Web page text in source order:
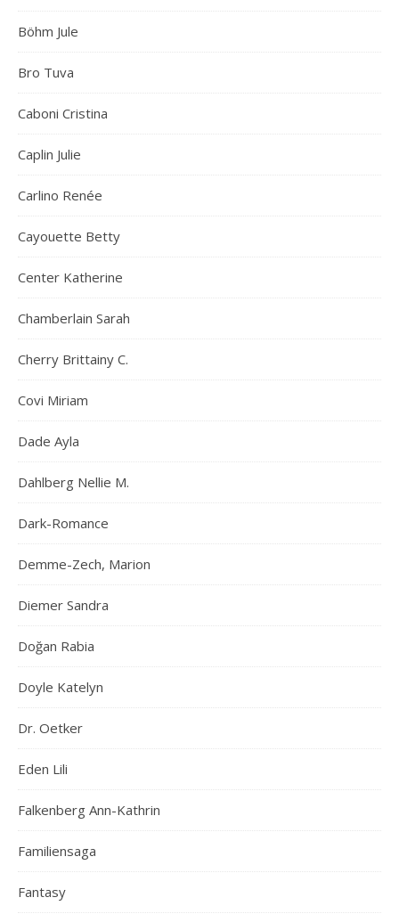
Böhm Jule
Bro Tuva
Caboni Cristina
Caplin Julie
Carlino Renée
Cayouette Betty
Center Katherine
Chamberlain Sarah
Cherry Brittainy C.
Covi Miriam
Dade Ayla
Dahlberg Nellie M.
Dark-Romance
Demme-Zech, Marion
Diemer Sandra
Doğan Rabia
Doyle Katelyn
Dr. Oetker
Eden Lili
Falkenberg Ann-Kathrin
Familiensaga
Fantasy